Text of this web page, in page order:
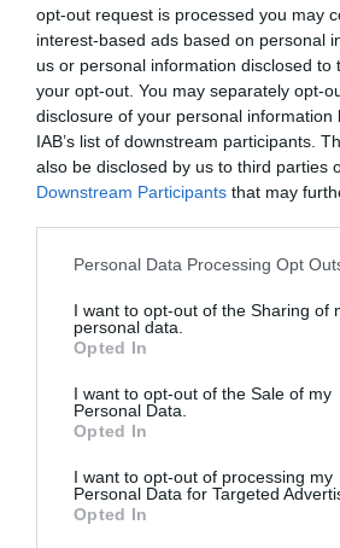
opt-out request is processed you may
interest-based ads based on personal
us or personal information disclosed to
your opt-out. You may separately opt-
disclosure of your personal information
IAB’s list of downstream participants.
also be disclosed by us to third parties
Downstream Participants that may
Please note that this website/app uses
not limited to your visit or usage
grant or deny consent to Google and
use your data for below specified
consent section.
Personal Data Processing Opt
I want to opt-out of the Sharing of
personal data.
Opted In
I want to opt-out of the Sale of my
Personal Data.
Opted In
I want to opt-out of processing my
Personal Data for Targeted
Opted In
ΕΛΛΑΔΑ